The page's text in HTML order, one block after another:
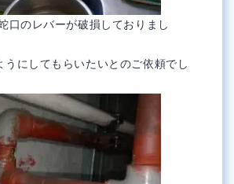
口のレバーが破損しておりまし
うにしてもらいたいとのご依頼でし